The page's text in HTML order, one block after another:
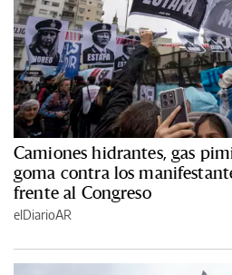
Camiones hidrantes, gas
goma contra los
frente al Congreso
elDiarioAR